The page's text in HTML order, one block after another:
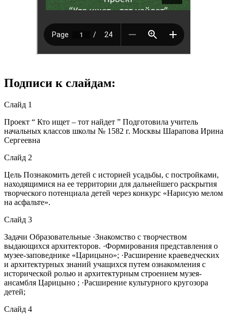
Подписи к слайдам:
Слайд 1
Проект “ Кто ищет – тот найдет ” Подготовила учитель
начальных классов школы № 1582 г. Москвы Шарапова Ирина
Сергеевна
Слайд 2
Цель Познакомить детей с историей усадьбы, с постройками,
находящимися на ее территории для дальнейшего раскрытия
творческого потенциала детей через конкурс «Нарисую мелом
на асфальте».
Слайд 3
Задачи Образовательные ·Знакомство с творчеством
выдающихся архитекторов. ·Формирования представления о
музее-заповеднике «Царицыно»; ·Расширение краеведческих
и архитектурных знаний учащихся путем ознакомления с
исторической ролью и архитектурным строением музея-
ансамбля Царицыно ; ·Расширение культурного кругозора
детей;
Слайд 4